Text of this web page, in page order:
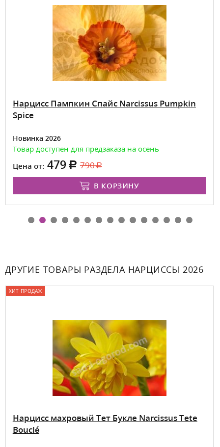
Нарцисс Пампкин Спайс Narcissus Pumpkin
Spice
Новинка 2026
Товар доступен для предзаказа на осень
Цена от: 479 790
В КОРЗИНУ
ДРУГИЕ ТОВАРЫ РАЗДЕЛА НАРЦИССЫ 2026
ХИТ ПРОДАЖ
Нарцисс махровый Тет Букле Narcissus Tete
Bouclé